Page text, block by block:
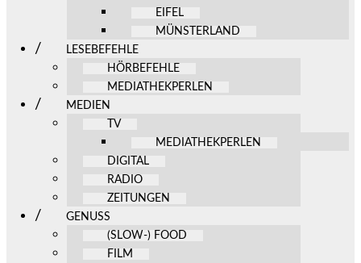
EIFEL
MÜNSTERLAND
LESEBEFEHLE
HÖRBEFEHLE
MEDIATHEKPERLEN
MEDIEN
TV
MEDIATHEKPERLEN
DIGITAL
RADIO
ZEITUNGEN
GENUSS
(SLOW-) FOOD
FILM